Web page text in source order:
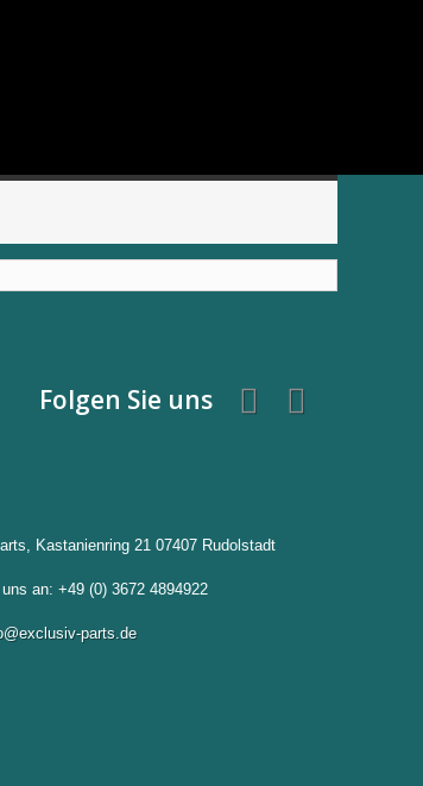
Folgen Sie uns
Kastanienring 21 07407 Rudolstadt
an: +49 (0) 3672 4894922
parts.de